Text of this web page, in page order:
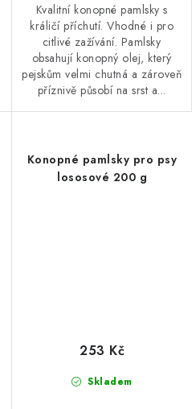
Kvalitní konopné pamlsky s
králičí příchutí. Vhodné i pro
citlivé zažívání. Pamlsky
obsahují konopný olej, který
pejskům velmi chutná a zároveň
příznivě působí na srst a...
Konopné pamlsky pro psy
lososové 200 g
Skladem
253 Kč